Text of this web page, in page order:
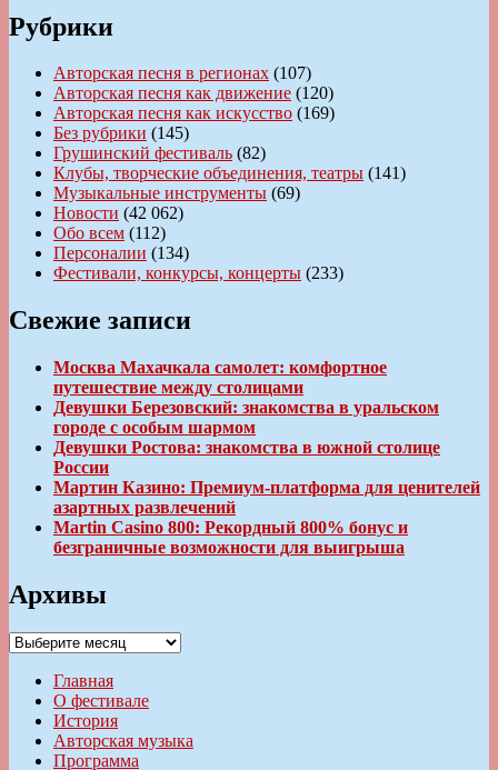
Рубрики
Авторская песня в регионах (107)
Авторская песня как движение (120)
Авторская песня как искусство (169)
Без рубрики (145)
Грушинский фестиваль (82)
Клубы, творческие объединения, театры (141)
Музыкальные инструменты (69)
Новости (42 062)
Обо всем (112)
Персоналии (134)
Фестивали, конкурсы, концерты (233)
Свежие записи
Москва Махачкала самолет: комфортное
путешествие между столицами
Девушки Березовский: знакомства в уральском
городе с особым шармом
Девушки Ростова: знакомства в южной столице
России
Мартин Казино: Премиум-платформа для ценителей
азартных развлечений
Martin Casino 800: Рекордный 800% бонус и
безграничные возможности для выигрыша
Архивы
Архивы
Главная
О фестивале
История
Авторская музыка
Программа